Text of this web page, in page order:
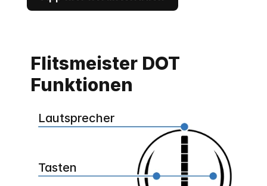
Flitsmeister DOT
Funktionen
Tasten
Lautsprecher